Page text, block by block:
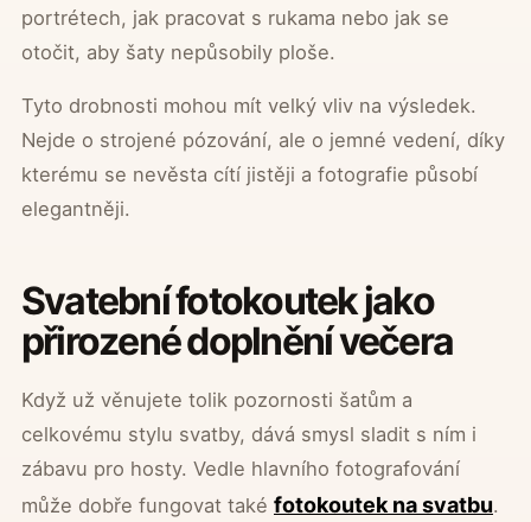
portrétech, jak pracovat s rukama nebo jak se
otočit, aby šaty nepůsobily ploše.
Tyto drobnosti mohou mít velký vliv na výsledek.
Nejde o strojené pózování, ale o jemné vedení, díky
kterému se nevěsta cítí jistěji a fotografie působí
elegantněji.
Svatební fotokoutek jako
přirozené doplnění večera
Když už věnujete tolik pozornosti šatům a
celkovému stylu svatby, dává smysl sladit s ním i
zábavu pro hosty. Vedle hlavního fotografování
může dobře fungovat také fotokoutek na svatbu.